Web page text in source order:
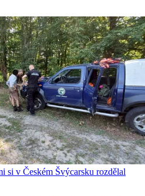
si v Českém Švýcarsku rozdělal